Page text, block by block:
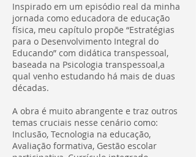
Inspirado em um episódio real da minha
jornada como educadora de educação
física, meu capítulo propõe “Estratégias
para o Desenvolvimento Integral do
Educando” com didática transpessoal,
baseada na Psicologia transpessoal,a
qual venho estudando há mais de duas
décadas.
A obra é muito abrangente e traz outros
temas cruciais nesse cenário como:
Inclusão, Tecnologia na educação,
Avaliação formativa, Gestão escolar